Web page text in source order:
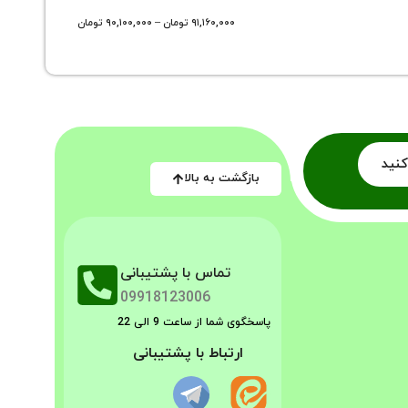
۹۱,۱۶۰,۰۰۰ تومان – ۹۰,۱۰۰,۰۰۰ تومان
بازگشت به بالا
تماس با پشتیبانی
09918123006
پاسخگوی شما از ساعت 9 الی 22
ارتباط با پشتیبانی